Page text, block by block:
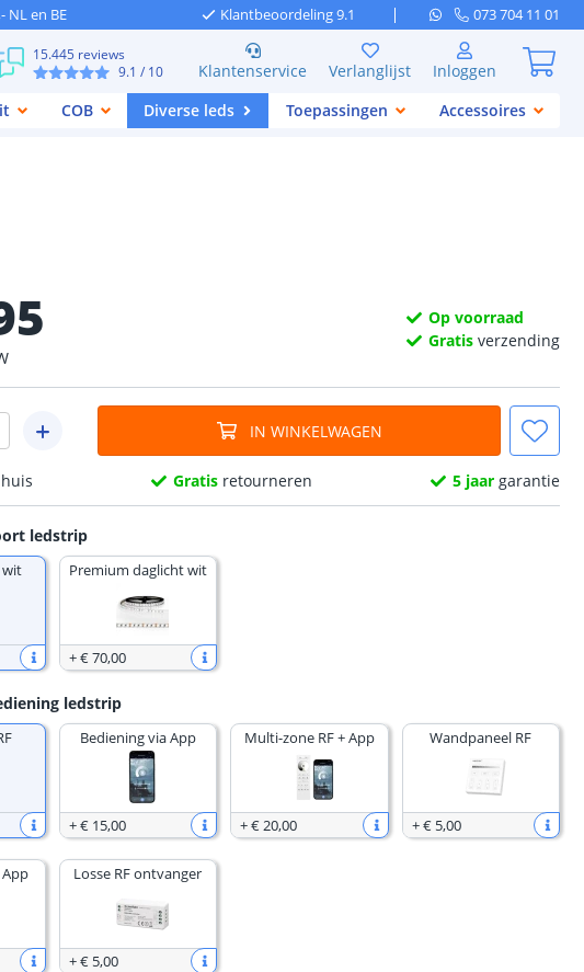
NL en BE Klantbeoordeling 9.1 073 704 11 01
15.445 reviews
9.1 / 10 Klantenservice Verlanglijst
Inloggen
COB Diverse leds Toepassingen Accessoires
Op voorraad
Gratis verzending
IN WINKELWAGEN
Gratis retourneren 5 jaargarantie
ledstrip
wit Premium daglicht wit
+€ 70,00
ledstrip
Bediening via App
+€ 15,00
Multi-zone RF + App
+€ 20,00
Wandpaneel RF
+€ 5,00
Losse RF ontvanger
+€ 5,00